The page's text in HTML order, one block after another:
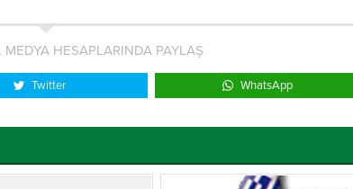
MEDYA HESAPLARINDA PAYLAŞ
Twitter WhatsApp